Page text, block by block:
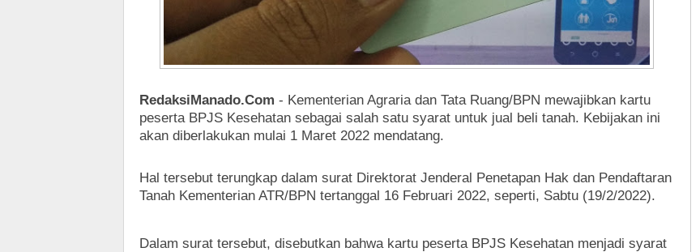
RedaksiManado.Com - Kementerian Agraria dan Tata Ruang/BPN mewajibkan kartu
peserta BPJS Kesehatan sebagai salah satu syarat untuk jual beli tanah. Kebijakan ini
akan diberlakukan mulai 1 Maret 2022 mendatang.
Hal tersebut terungkap dalam surat Direktorat Jenderal Penetapan Hak dan Pendaftaran
Tanah Kementerian ATR/BPN tertanggal 16 Februari 2022, seperti, Sabtu (19/2/2022).
Dalam surat tersebut, disebutkan bahwa kartu peserta BPJS Kesehatan menjadi syarat